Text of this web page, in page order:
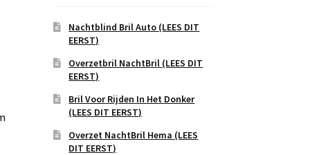
Nachtblind Bril Auto (LEES DIT
EERST)
Overzetbril NachtBril (LEES DIT
EERST)
Bril Voor Rijden In Het Donker
(LEES DIT EERST)
Overzet NachtBril Hema (LEES
DIT EERST)